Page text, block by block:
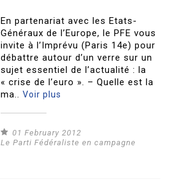
En partenariat avec les Etats-
Généraux de l’Europe, le PFE vous
invite à l’Imprévu (Paris 14e) pour
débattre autour d’un verre sur un
sujet essentiel de l’actualité : la
« crise de l’euro ». – Quelle est la
ma..Voir plus
01 February 2012
Le Parti Fédéraliste en campagne